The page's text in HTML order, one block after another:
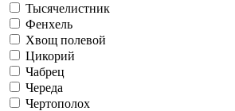
Тысячелистник
Фенхель
Хвощ полевой
Цикорий
Чабрец
Череда
Чертополох